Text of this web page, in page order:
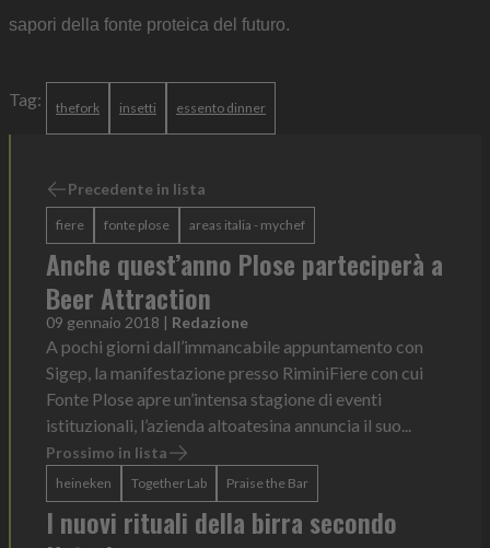
sapori della fonte proteica del futuro.
Tag: thefork insetti essento dinner
Precedente in lista
fiere fonte plose areas italia - mychef
Anche quest’anno Plose parteciperà a
Beer Attraction
09 gennaio 2018 | Redazione
A pochi giorni dall’immancabile appuntamento con
Sigep, la manifestazione presso RiminiFiere con cui
Fonte Plose apre un’intensa stagione di eventi
istituzionali, l’azienda altoatesina annuncia il suo...
Prossimo in lista
heineken Together Lab Praise the Bar
I nuovi rituali della birra secondo